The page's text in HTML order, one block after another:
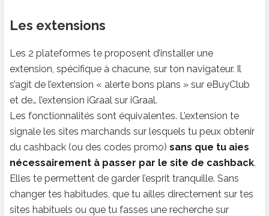
Les extensions
Les 2 plateformes te proposent d’installer une
extension, spécifique à chacune, sur ton navigateur. Il
s’agit de l’extension « alerte bons plans » sur eBuyClub
et de… l’extension iGraal sur iGraal.
Les fonctionnalités sont équivalentes. L’extension te
signale les sites marchands sur lesquels tu peux obtenir
du cashback (ou des codes promo) sans que tu aies
nécessairement à passer par le site de cashback.
Elles te permettent de garder l’esprit tranquille. Sans
changer tes habitudes, que tu ailles directement sur tes
sites habituels ou que tu fasses une recherche sur